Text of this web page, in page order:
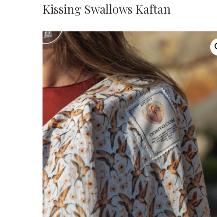
Kissing Swallows Kaftan